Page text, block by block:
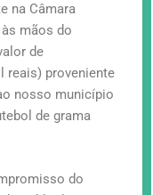
na Câmara
mãos do
de
reais) proveniente
nosso município
de grama
do